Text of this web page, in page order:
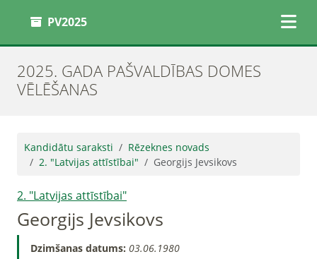
PV2025
2025. GADA PAŠVALDĪBAS DOMES
VĒLĒŠANAS
Kandidātu saraksti
Rēzeknes novads
2. "Latvijas attīstībai"
Georgijs Jevsikovs
2. "Latvijas attīstībai"
Georgijs Jevsikovs
Dzimšanas datums: 03.06.1980